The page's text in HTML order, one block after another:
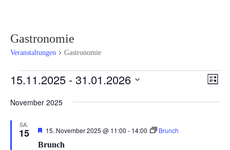
Gastronomie
Veranstaltungen Gastronomie
Veranstaltungen Liste
15.11.2025 - 31.01.2026
wählen.
November 2025
SA.
15
Brunch
Hervorgehoben
15. November 2025 @ 11:00 - 14:00 Brunch